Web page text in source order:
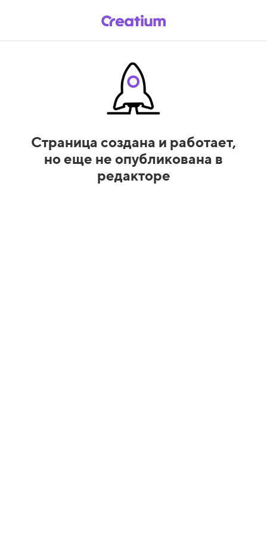
Страница создана и работает,
но еще не опубликована в
редакторе